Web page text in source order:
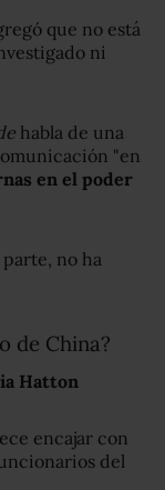
que no está
ni
habla de una
"en
en el poder
no ha
de China?
Hatton
encajar con
del